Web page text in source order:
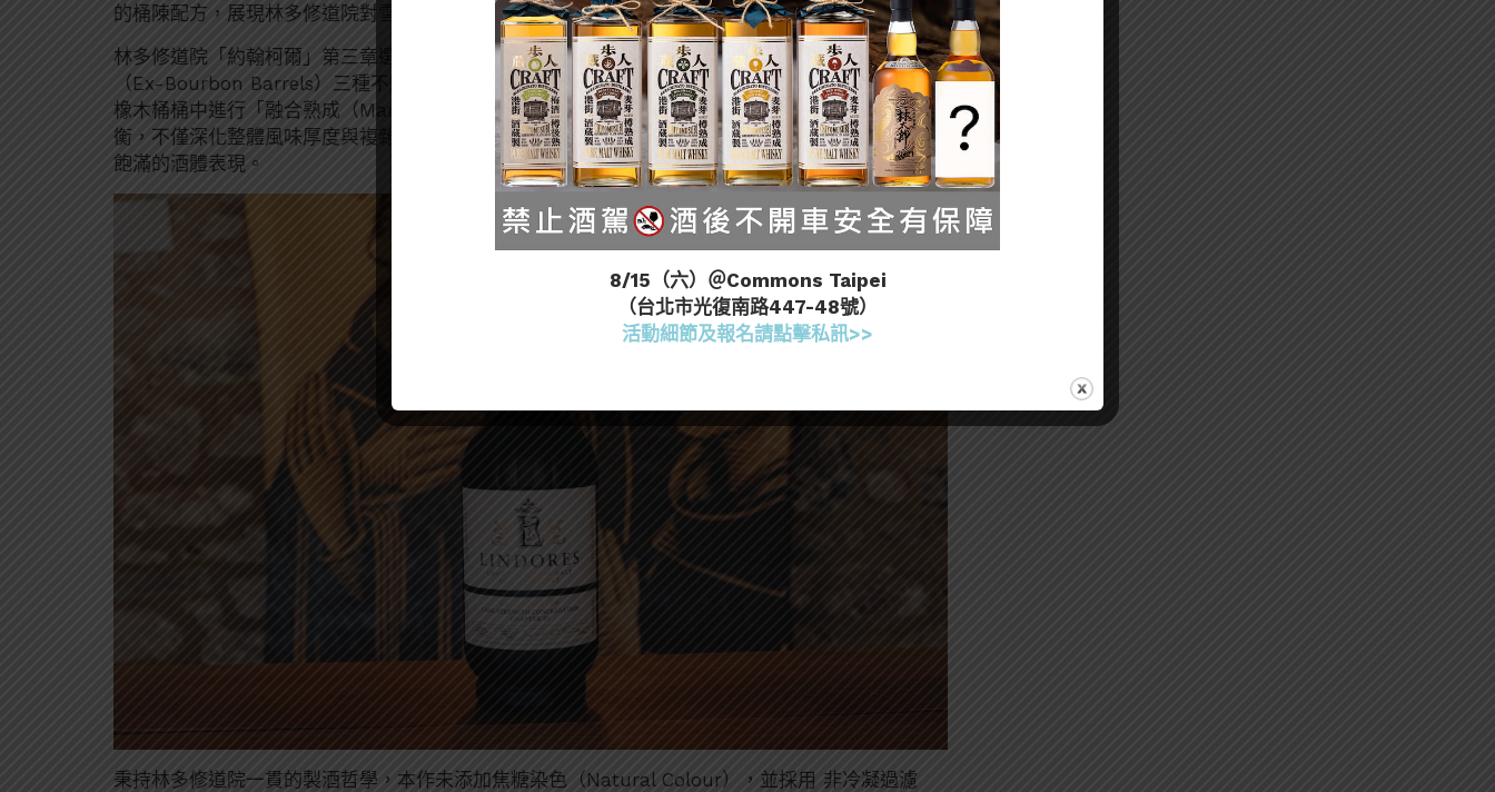
的桶陳配方，展現林多修道院對雪莉桶與原桶強度掌控日益純熟的工藝成果。
林多修道院「約翰柯爾」第三章選用 Amontillado雪莉桶與 Pedro Ximénez雪莉桶，以及波本桶
（Ex-Bourbon Barrels）三種不同桶型的原酒進行勾兌調和。再特別置入Sherry Butts雪莉桶大型
橡木桶桶中進行「融合熟成（Marrying）」。此一關鍵步驟使各桶型風味得以相互襯托、彼此平
衡，不僅深化整體風味厚度與複雜度，也讓甜美、果香、辛香與雪莉桶風味自然交織，展現更和諧且
飽滿的酒體表現。
秉持林多修道院一貫的製酒哲學，本作未添加焦糖染色（Natural Colour），並採用 非冷凝過濾
8/15（六）＠Commons Taipei
（台北市光復南路447-48號）
活動細節及報名請點擊私訊>>